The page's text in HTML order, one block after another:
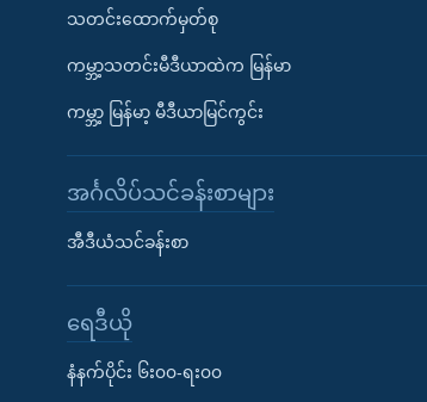
သတင်းထောက်မှတ်စု
ကမ္ဘာ့သတင်းမီဒီယာထဲက မြန်မာ
ကမ္ဘာ့ မြန်မာ့ မီဒီယာမြင်ကွင်း
အင်္ဂလိပ်သင်ခန်းစာများ
အီဒီယံသင်ခန်းစာ
ရေဒီယို
နံနက်ပိုင်း ၆း၀၀-ရး၀၀